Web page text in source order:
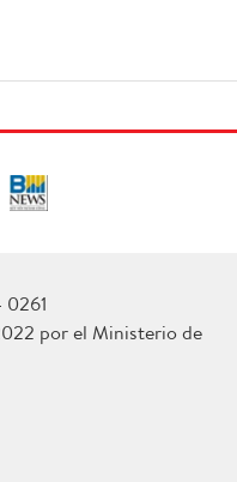
por el Ministerio de